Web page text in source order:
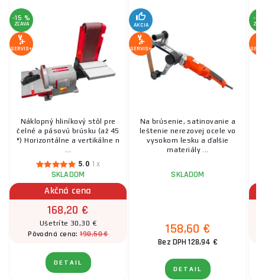
-15 %
ZĽAVA
SERVIS+
Náklopný hliníkový stôl pre
čelné a pásovú brúsku (až 45
°) Horizontálne a vertikálne n
...
5.0 1x
SKLADOM
Akčná cena
168,20 €
Ušetríte 30,30 €
Pôvodná cena:198,50 €
DETAIL
AKCIA
SERVIS+
Na brúsenie, satinovanie a
leštenie nerezovej ocele vo
vysokom lesku a ďalšie
materiály ...
SKLADOM
158,60 €
Bez DPH 128,94 €
DETAIL
-9